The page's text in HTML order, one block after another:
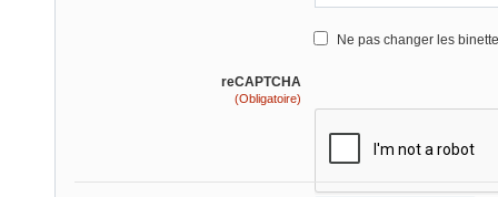
Ne pas changer les
reCAPTCHA
(Obligatoire)